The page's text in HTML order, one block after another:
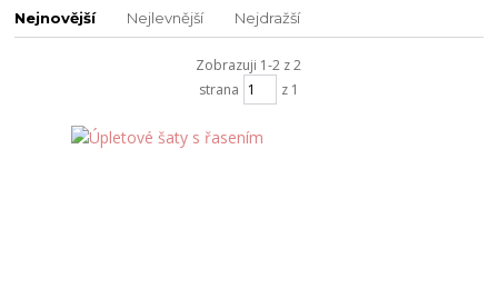
Nejnovější Nejlevnější Nejdražší
Zobrazuji 1-2 z 2
strana
z 1